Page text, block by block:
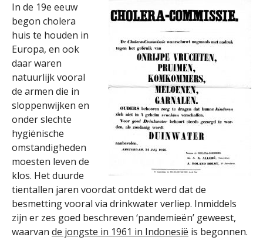
In de 19e eeuw
begon cholera
huis te houden in
Europa, en ook
daar waren
natuurlijk vooral
de armen die in
sloppenwijken en
onder slechte
hygiënische
omstandigheden
moesten leven de
klos. Het duurde
tientallen jaren voordat ontdekt werd dat de
besmetting vooral via drinkwater verliep. Inmiddels
zijn er zes goed beschreven ‘pandemieën’ geweest,
waarvan de jongste in 1961 in Indonesië is begonnen.